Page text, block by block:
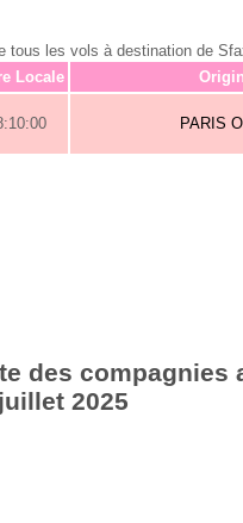
tous les vols à destination de
Locale
PARIS
des compagnies
2025